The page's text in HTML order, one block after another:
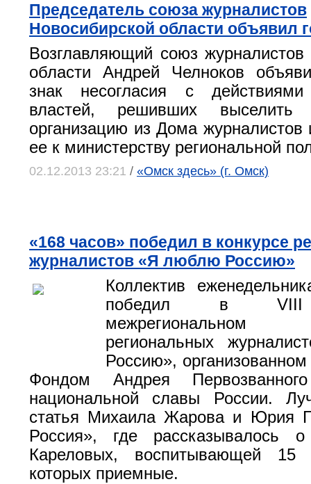
Председатель союза журналистов
Новосибирской области объявил
Возглавляющий союз журналистов
области Андрей Челноков
знак несогласия с действиями
властей, решивших выселить
организацию из Дома журналистов
ее к министерству региональной
02.12.2013 23:21 / «Омск здесь» (г. Омск)
«168 часов» победил в конкурсе
журналистов «Я люблю Россию»
Коллектив
победил в VIII
региональных
Россию»,
Фондом Андрея
национальной славы России.
статья Михаила Жарова и Юрия
Россия», где рассказывалось
Кареловых, воспитывающей
которых приемные.